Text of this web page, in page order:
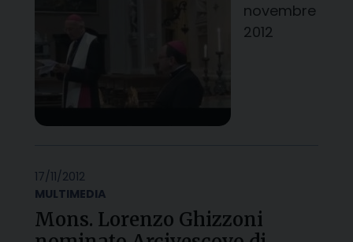
novembre
2012
17/11/2012
MULTIMEDIA
Mons. Lorenzo Ghizzoni